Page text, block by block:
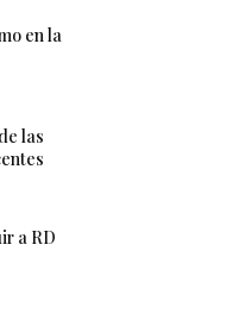
en la
las
a RD